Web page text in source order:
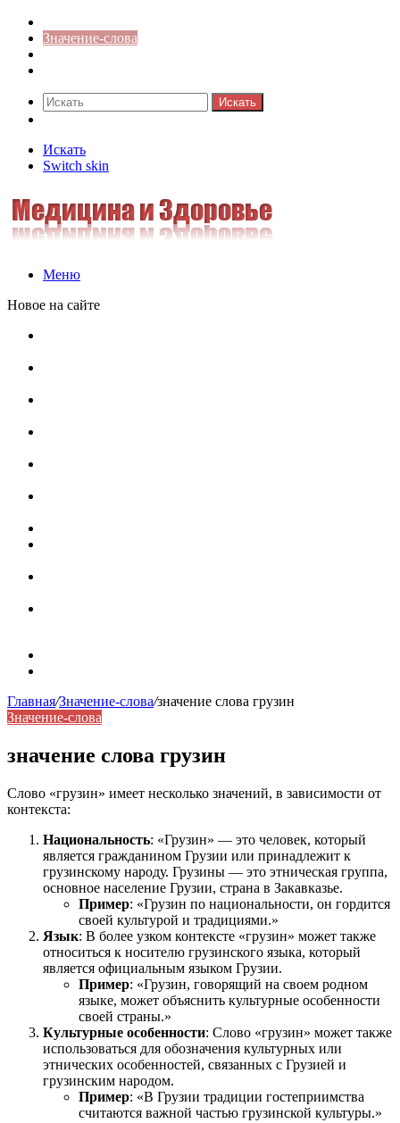
Значение-слова
Искать
Искать
Switch skin
Меню
Новое на сайте
Главная/Значение-слова/значение слова грузин
Значение-слова
значение слова грузин
Слово «грузин» имеет несколько значений, в зависимости от
контекста:
Национальность: «Грузин» — это человек, который
является гражданином Грузии или принадлежит к
грузинскому народу. Грузины — это этническая группа,
основное население Грузии, страна в Закавказье.
Пример: «Грузин по национальности, он гордится
своей культурой и традициями.»
Язык: В более узком контексте «грузин» может также
относиться к носителю грузинского языка, который
является официальным языком Грузии.
Пример: «Грузин, говорящий на своем родном
языке, может объяснить культурные особенности
своей страны.»
Культурные особенности: Слово «грузин» может также
использоваться для обозначения культурных или
этнических особенностей, связанных с Грузией и
грузинским народом.
Пример: «В Грузии традиции гостеприимства
считаются важной частью грузинской культуры.»